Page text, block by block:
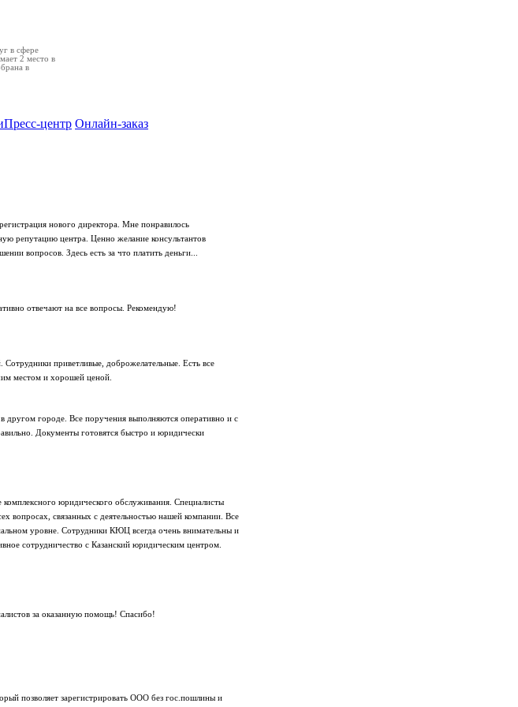
в сфере
2 место в
в
Пресс-центр Онлайн-заказ
нового директора. Мне понравилось
репутацию центра. Ценно желание консультантов
вопросов. Здесь есть за что платить деньги...
отвечают на все вопросы. Рекомендую!
приветливые, доброжелательные. Есть все
местом и хорошей ценой.
городе. Все поручения выполняются оперативно и с
Документы готовятся быстро и юридически
юридического обслуживания. Специалисты
вопросах, связанных с деятельностью нашей компании. Все
уровне. Сотрудники КЮЦ всегда очень внимательны и
сотрудничество с Казанский юридическим центром.
за оказанную помощь! Спасибо!
позволяет зарегистрировать ООО без гос.пошлины и